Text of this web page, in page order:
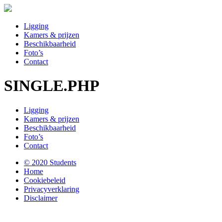
Ligging
Kamers & prijzen
Beschikbaarheid
Foto’s
Contact
SINGLE.PHP
Ligging
Kamers & prijzen
Beschikbaarheid
Foto’s
Contact
© 2020 Students
Home
Cookiebeleid
Privacyverklaring
Disclaimer